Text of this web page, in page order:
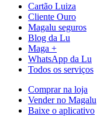
Cartão Luiza
Cliente Ouro
Magalu seguros
Blog da Lu
Maga +
WhatsApp da Lu
Todos os serviços
Comprar na loja
Vender no Magalu
Baixe o aplicativo